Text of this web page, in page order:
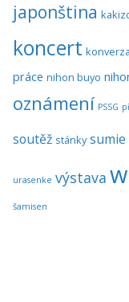
japonština
koncert
práce nihon buyo
oznámení PSSG
soutěž stánky sumie
urasenke výstava
šamisen